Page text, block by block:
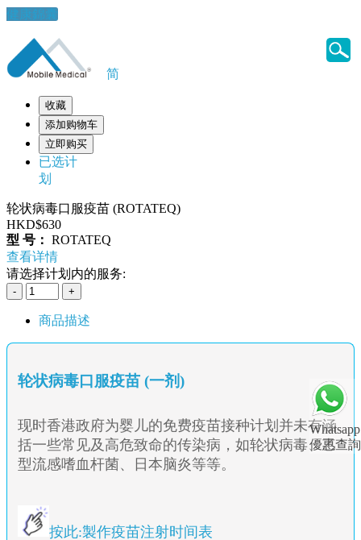
健康錦囊
Whatsapp
優惠查詢
简
收藏
添加购物车
立即购买
已选计
划
轮状病毒口服疫苗 (ROTATEQ)
HKD$630
型 号： ROTATEQ
查看详情
请选择计划内的服务:
商品描述
轮状病毒口服疫苗 (一剂)
现时香港政府为婴儿的免费疫苗接种计划并未有涵
括一些常见及高危致命的传染病，如轮状病毒、乙
型流感嗜血杆菌、日本脑炎等等。
按此:製作疫苗注射时间表